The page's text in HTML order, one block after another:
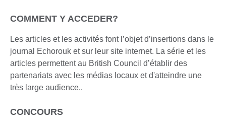
COMMENT Y ACCEDER?
Les articles et les activités font l’objet d’insertions dans le
journal Echorouk et sur leur site internet. La série et les
articles permettent au British Council d’établir des
partenariats avec les médias locaux et d'atteindre une
très large audience..
CONCOURS